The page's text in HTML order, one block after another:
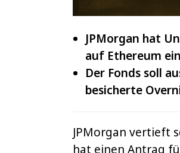
JPMorgan hat
auf Ethereum
Der Fonds soll
besicherte
JPMorgan vertieft
hat einen Antrag